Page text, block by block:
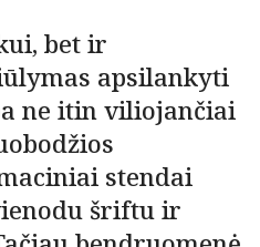
bet ir
apsilankyti
ne itin viliojančiai
stendai
šriftu ir